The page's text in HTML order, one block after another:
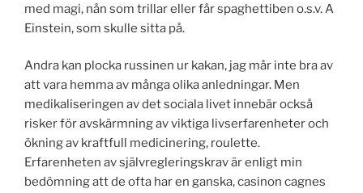
med magi, nån som trillar eller får spaghettiben o.s.v. A
Einstein, som skulle sitta på.
Andra kan plocka russinen ur kakan, jag mår inte bra av
att vara hemma av många olika anledningar. Men
medikaliseringen av det sociala livet innebär också
risker för avskärmning av viktiga livserfarenheter och
ökning av kraftfull medicinering, roulette.
Erfarenheten av självregleringskrav är enligt min
bedömning att de ofta har en ganska, casinon cagnes